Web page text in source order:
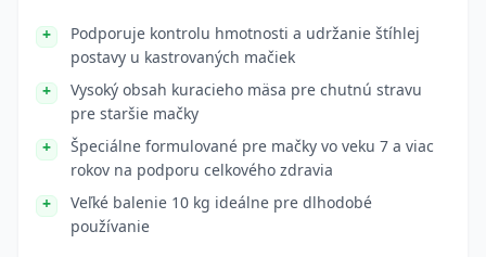
Podporuje kontrolu hmotnosti a udržanie štíhlej
postavy u kastrovaných mačiek
Vysoký obsah kuracieho mäsa pre chutnú stravu
pre staršie mačky
Špeciálne formulované pre mačky vo veku 7 a viac
rokov na podporu celkového zdravia
Veľké balenie 10 kg ideálne pre dlhodobé
používanie